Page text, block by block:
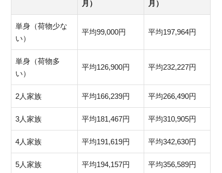
月） 月）
単身（荷物少な
い）
平均99,000円 平均197,964円
単身（荷物多
い）
平均126,900円 平均232,227円
2人家族 平均166,239円 平均266,490円
3人家族 平均181,467円 平均310,905円
4人家族 平均191,619円 平均342,630円
5人家族 平均194,157円 平均356,589円